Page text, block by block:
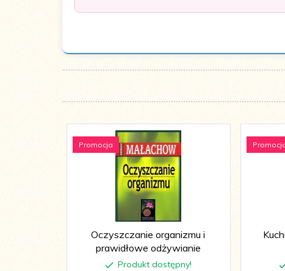
Promocja
Oczyszczanie organizmu i
prawidłowe odżywianie
Produkt dostępny!